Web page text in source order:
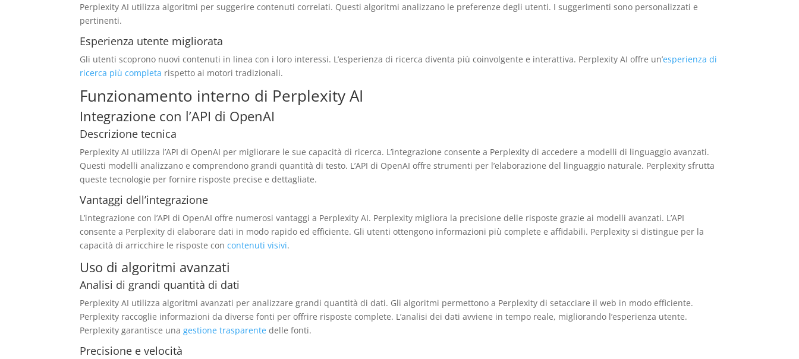
Perplexity AI utilizza algoritmi per suggerire contenuti correlati. Questi algoritmi analizzano le preferenze degli utenti. I suggerimenti sono personalizzati e
pertinenti.
Esperienza utente migliorata
Gli utenti scoprono nuovi contenuti in linea con i loro interessi. L’esperienza di ricerca diventa più coinvolgente e interattiva. Perplexity AI offre un’esperienza di
ricerca più completa rispetto ai motori tradizionali.
Funzionamento interno di Perplexity AI
Integrazione con l’API di OpenAI
Descrizione tecnica
Perplexity AI utilizza l’API di OpenAI per migliorare le sue capacità di ricerca. L’integrazione consente a Perplexity di accedere a modelli di linguaggio avanzati.
Questi modelli analizzano e comprendono grandi quantità di testo. L’API di OpenAI offre strumenti per l’elaborazione del linguaggio naturale. Perplexity sfrutta
queste tecnologie per fornire risposte precise e dettagliate.
Vantaggi dell’integrazione
L’integrazione con l’API di OpenAI offre numerosi vantaggi a Perplexity AI. Perplexity migliora la precisione delle risposte grazie ai modelli avanzati. L’API
consente a Perplexity di elaborare dati in modo rapido ed efficiente. Gli utenti ottengono informazioni più complete e affidabili. Perplexity si distingue per la
capacità di arricchire le risposte concontenuti visivi.
Uso di algoritmi avanzati
Analisi di grandi quantità di dati
Perplexity AI utilizza algoritmi avanzati per analizzare grandi quantità di dati. Gli algoritmi permettono a Perplexity di setacciare il web in modo efficiente.
Perplexity raccoglie informazioni da diverse fonti per offrire risposte complete. L’analisi dei dati avviene in tempo reale, migliorando l’esperienza utente.
Perplexity garantisce unagestione trasparente delle fonti.
Precisione e velocità